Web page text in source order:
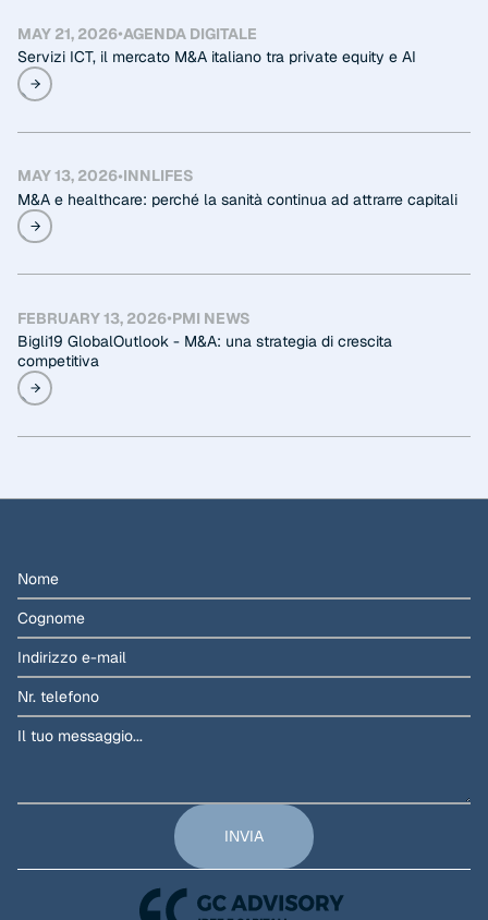
MAY 21, 2026•AGENDA DIGITALE
Servizi ICT, il mercato M&A italiano tra private equity e AI
MAY 13, 2026•INNLIFES
M&A e healthcare: perché la sanità continua ad attrarre capitali
FEBRUARY 13, 2026•PMI NEWS
Bigli19 GlobalOutlook - M&A: una strategia di crescita
competitiva